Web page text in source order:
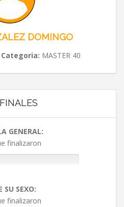
DOMINGO
Categoria: MASTER 40
GENERAL:
finalizaron
SU SEXO:
finalizaron